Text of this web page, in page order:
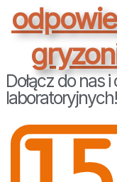
Dołącz do nas
laboratoryjnych!